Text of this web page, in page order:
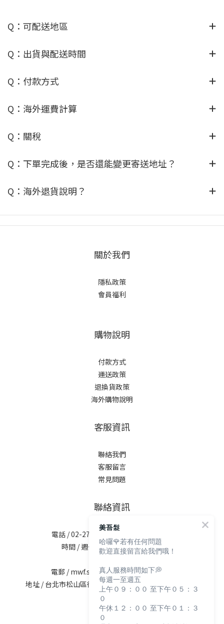
Q：可配送地區
Q：出貨與配送時間
Q：付款方式
Q：海外運費計算
Q：關稅
Q：下單完成後，是否還能變更寄送地址？
Q：海外退貨說明？
關於我們
隱私政策
會員福利
購物說明
付款方式
運送政策
退換貨政策
海外購物說明
客服資訊
聯絡我們
客服留言
常見問題
聯絡資訊
電話 / 02-2713-6621 (無提供訂購服務)
時間 / 週一至週五 09:30-12:00；
電郵 / mwf.service@maywufa.com.tw
地址 / 台北市松山區復興北路167號5樓(無提供現場販售)
美吾髮
哈囉🌹若有任何問題
歡迎直接留言給我們哦！
真人服務時間如下💭
每週一至週五
上午０９：００ 至下午０５：３
０
午休１２：００ 至下午０１：３
０